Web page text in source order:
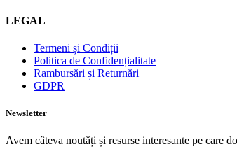
LEGAL
Termeni și Condiții
Politica de Confidențialitate
Rambursări și Returnări
GDPR
Newsletter
Avem câteva noutăți și resurse interesante pe care